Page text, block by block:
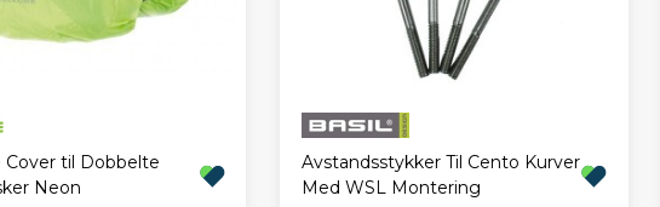
Cover til Dobbelte
Neon
Avstandsstykker Til Cento Kurver
Med WSL Montering